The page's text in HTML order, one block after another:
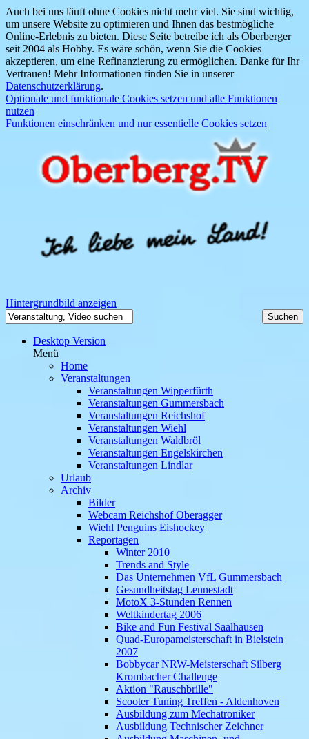
Auch bei uns läuft ohne Cookies nicht mehr viel. Sie sind wichtig,
um unsere Website zu optimieren und Ihnen das bestmögliche
Online-Erlebnis zu bieten. Diese Seite betreibe ich als Oberberger
seit 2004 als Hobby. Es wäre schön, wenn Sie die Cookies
akzeptieren, um eine Refinanzierung zu ermöglichen. Danke für Ihr
Vertrauen! Mehr Informationen finden Sie in unserer
Datenschutzerklärung.
Optionale und funktionale Cookies setzen und alle Funktionen
nutzen
Funktionen einschränken und nur essentielle Cookies setzen
Hintergrundbild anzeigen
Desktop Version
Menü
Home
Veranstaltungen
Veranstaltungen Wipperfürth
Veranstaltungen Gummersbach
Veranstaltungen Reichshof
Veranstaltungen Wiehl
Veranstaltungen Waldbröl
Veranstaltungen Engelskirchen
Veranstaltungen Lindlar
Urlaub
Archiv
Bilder
Webcam Reichshof Oberagger
Wiehl Penguins Eishockey
Reportagen
Winter 2010
Trends and Style
Das Unternehmen VfL Gummersbach
Gesundheitstag Lennestadt
MotoX 3-Stunden Rennen
Weltkindertag 2006
Bike and Fun Festival Saalhausen
Quad-Europameisterschaft in Bielstein
2007
Bobbycar NRW-Meisterschaft Silberg
Krombacher Challenge
Aktion "Rauschbrille"
Scooter Tuning Treffen - Aldenhoven
Ausbildung zum Mechatroniker
Ausbildung Technischer Zeichner